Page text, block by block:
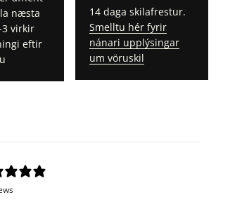
næsta
3 virkir
eftir
14 daga skilafrestur.
Smelltu hér fyrir
nánari upplýsingar
um vöruskil